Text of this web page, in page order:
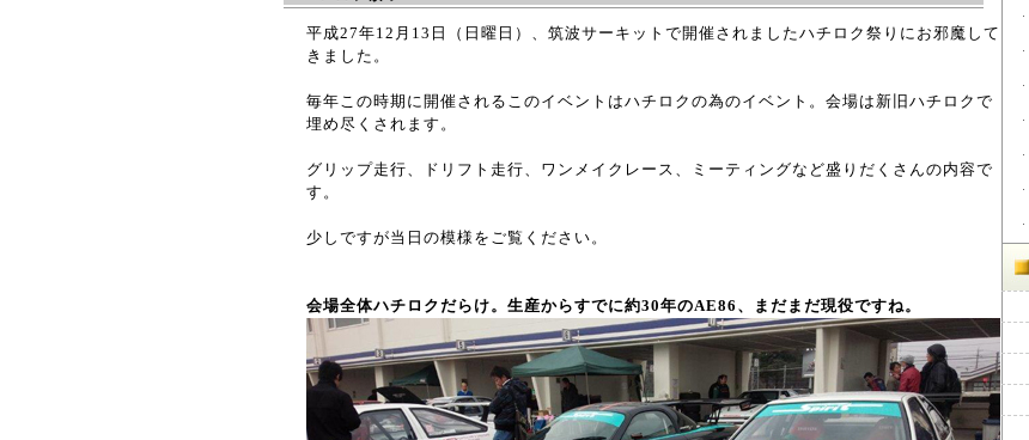
平成27年12月13日（日曜日）、筑波サーキットで開催されましたハチロク祭りにお邪魔して
きました。
毎年この時期に開催されるこのイベントはハチロクの為のイベント。会場は新旧ハチロクで
埋め尽くされます。
グリップ走行、ドリフト走行、ワンメイクレース、ミーティングなど盛りだくさんの内容で
す。
少しですが当日の模様をご覧ください。
会場全体ハチロクだらけ。生産からすでに約30年のAE86、まだまだ現役ですね。